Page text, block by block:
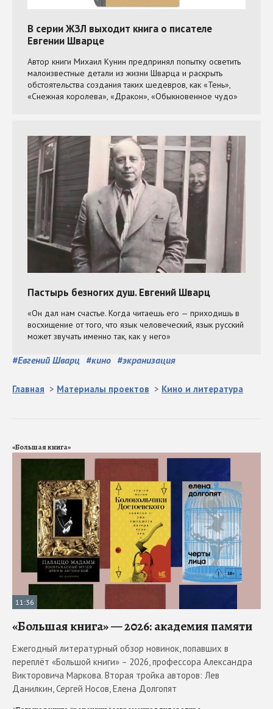
#Евгений Шварц #кино #экранизация
Главная > Материалы проектов > Кино и литература
«Большая книга»
11:36
«Большая книга» — 2026: академия памяти
Ежегодный литературный обзор новинок, попавших в
переплёт «Большой книги» – 2026, профессора Александра
Викторовича Маркова. Вторая тройка авторов: Лев
Данилкин, Сергей Носов, Елена Долгопят